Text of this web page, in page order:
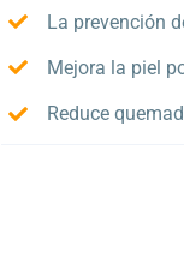
La prevención
Mejora la piel
Reduce